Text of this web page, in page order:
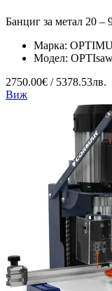
Банциг за метал 20
Марка:
Модел:
2750.00€ / 5378.53лв.
Виж